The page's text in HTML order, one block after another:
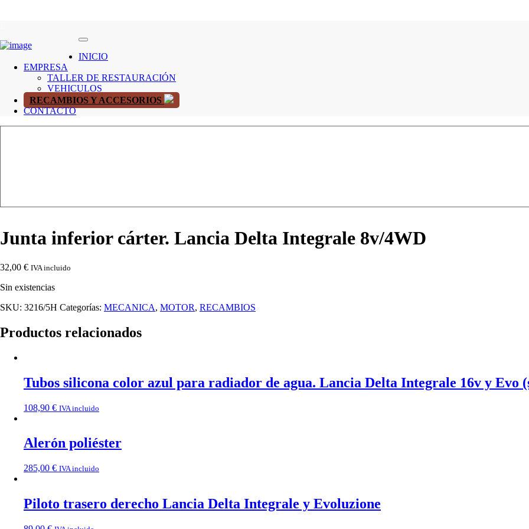
INICIO
EMPRESA
TALLER DE RESTAURACIÓN
VEHICULOS
RECAMBIOS Y ACCESORIOS
CONTACTO
Junta inferior cárter. Lancia Delta Integrale 8v/4WD
32,00 € IVA incluido
Sin existencias
SKU: 3216/5H Categorías: MECANICA, MOTOR, RECAMBIOS
Productos relacionados
Tubos silicona color azul para radiador de agua. Lancia Delta Integrale 16v y Evo
108,90 € IVA incluido
Alerón poliéster
285,00 € IVA incluido
Piloto trasero derecho Lancia Delta Integrale y Evoluzione